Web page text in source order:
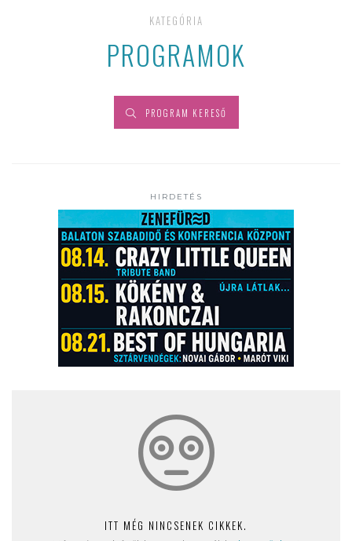
KATEGÓRIA
PROGRAMOK
PROGRAM KERESŐ
HIRDETÉS
ITT MÉG NINCSENEK CIKKEK.